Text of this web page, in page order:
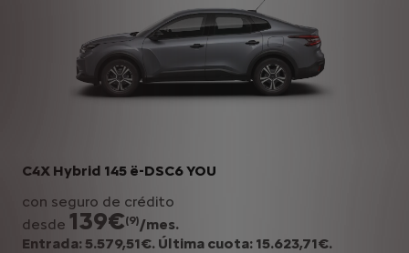
C4X Hybrid 145 ë-DSC6 YOU
con seguro de crédito
desde 139€(9)/mes.
Entrada: 5.579,51€. Última cuota: 15.623,71€.